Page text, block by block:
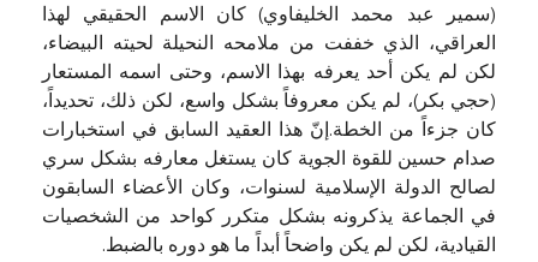
(سمير عبد محمد الخليفاوي) كان الاسم الحقيقي لهذا
العراقي، الذي خففت من ملامحه النحيلة لحيته البيضاء،
لكن لم يكن أحد يعرفه بهذا الاسم، وحتى اسمه المستعار
(حجي بكر)، لم يكن معروفاً بشكل واسع، لكن ذلك، تحديداً،
كان جزءاً من الخطة.إنّ هذا العقيد السابق في استخبارات
صدام حسين للقوة الجوية كان يستغل معارفه بشكل سري
لصالح الدولة الإسلامية لسنوات، وكان الأعضاء السابقون
في الجماعة يذكرونه بشكل متكرر كواحد من الشخصيات
القيادية، لكن لم يكن واضحاً أبداً ما هو دوره بالضبط.